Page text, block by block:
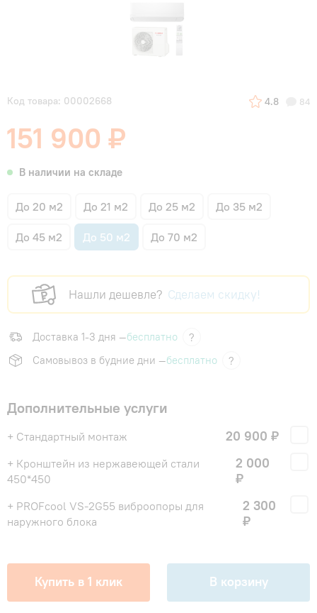
Код товара: 00002668 4.8 84
151 900 ₽
В наличии на складе
До 20 м2 До 21 м2 До 25 м2 До 35 м2
До 45 м2 До 50 м2 До 70 м2
Нашли дешевле? Сделаем скидку!
Доставка 1-3 дня —бесплатно
?
Самовывоз в будние дни —бесплатно ?
Дополнительные услуги
+ Стандартный монтаж 20 900 ₽
+ Кронштейн из нержавеющей стали
450*450
2 000
₽
+ PROFcool VS-2G55 виброопоры для
наружного блока
2 300
₽
Купить в 1 клик В корзину